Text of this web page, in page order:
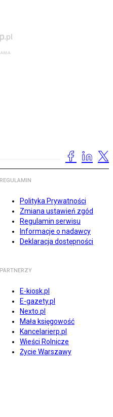
REGULAMIN
Polityka Prywatności
Zmiana ustawień zgód
Regulamin serwisu
Informacje o nadawcy
Deklaracja dostępności
PARTNERZY
E-kiosk.pl
E-gazety.pl
Nexto.pl
Mała księgowość
Kancelarierp.pl
Wieści Rolnicze
Życie Warszawy